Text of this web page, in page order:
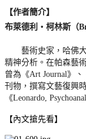
【作者簡介】
布萊德利 ‧ 柯林斯 （
藝術史家，哈佛大
精神分析。在帕森藝
曾為《Art Journal》
刊物，撰寫文藝復興
《Leonardo,
【內文搶先看】